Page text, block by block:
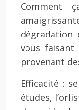
Comment
dégradation
vous faisant
provenant
Efficacité :
études,